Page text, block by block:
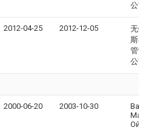
公司
2012-04-25 2012-12-05
无锡
斯石
管制
公司
2000-06-20 2003-10-30
Ойл